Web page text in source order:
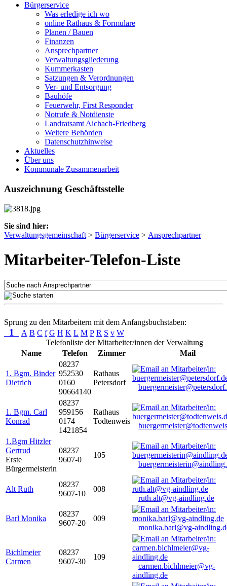
Bürgerservice
Was erledige ich wo
online Rathaus & Formulare
Planen / Bauen
Finanzen
Ansprechpartner
Verwaltungsgliederung
Kummerkasten
Satzungen & Verordnungen
Ver- und Entsorgung
Bauhöfe
Feuerwehr, First Responder
Notrufe & Notdienste
Landratsamt Aichach-Friedberg
Weitere Behörden
Datenschutzhinweise
Aktuelles
Über uns
Kommunale Zusammenarbeit
Auszeichnung Geschäftsstelle
Sie sind hier:
Verwaltungsgemeinschaft > Bürgerservice > Ansprechpartner
Mitarbeiter-Telefon-Liste
Sprung zu den Mitarbeitern mit dem Anfangsbuchstaben:
1 A B C f G H K L M P R S v W
Telefonliste der Mitarbeiter/innen der Verwaltung
Name
Telefon Zimmer Mail
1. Bgm. Binder
Dietrich
08237
952530
0160
90664140
Rathaus
Petersdorf
1. Bgm. Carl
Konrad
08237
959156
0174
1421854
Rathaus
Todtenweis
1.Bgm Hitzler
Gertrud
Erste
Bürgermeisterin
08237
9607-0
105
Alt Ruth
08237
9607-10
008
ruth.alt@vg-aindling.de
Barl Monika
08237
9607-20
009
monika.barl@vg-
Bichlmeier
Carmen
08237
9607-30
109
carmen.bichlmeier@vg-
aindling.de